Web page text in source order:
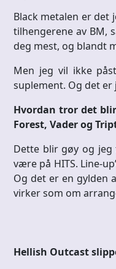
Black metalen er det
tilhengerene av BM,
deg mest, og blandt
Men jeg vil ikke
suplement. Og det er
Hvordan tror det
Forest, Vader og
Dette blir gøy og
være på HITS. Line-
Og det er en gylden
virker som om
Hellish Outcast